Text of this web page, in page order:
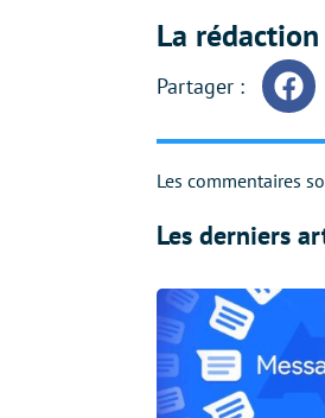
La
Les commentaires
Les derniers